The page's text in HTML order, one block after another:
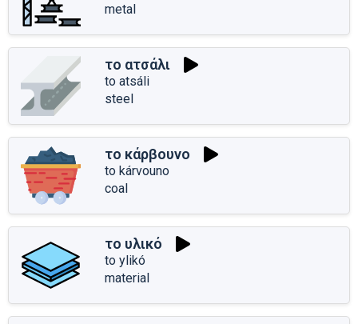
metal
το ατσάλι
to atsáli
steel
το κάρβουνο
to kárvouno
coal
το υλικό
to ylikó
material